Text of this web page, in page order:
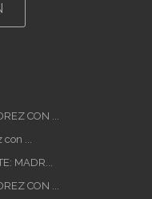
CON ...
con ...
MADR...
CON ...